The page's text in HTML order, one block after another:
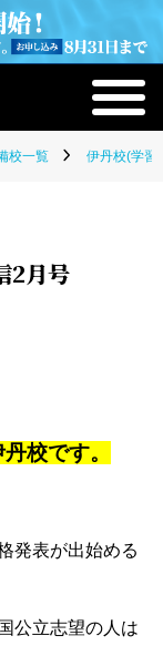
校一覧 伊丹校(学習
2月号
校です。
発表が出始める
公立志望の人は